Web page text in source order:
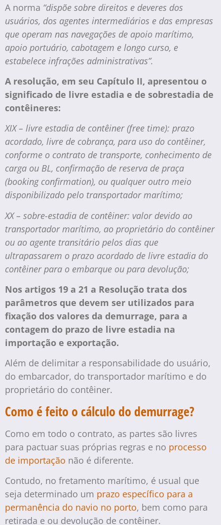
A norma “dispõe sobre direitos e deveres dos
usuários, dos agentes intermediários e das empresas
que operam nas navegações de apoio marítimo,
apoio portuário, cabotagem e longo curso, e
estabelece infrações administrativas”.
A resolução, em seu Capítulo II, apresentou o
significado de livre estadia e de sobrestadia de
contêineres:
XIX – livre estadia de contêiner (free time): prazo
acordado, livre de cobrança, para uso do contêiner,
conforme o contrato de transporte, conhecimento de
carga ou BL, confirmação de reserva de praça
(booking confirmation), ou qualquer outro meio
disponibilizado pelo transportador marítimo;
XX – sobre-estadia de contêiner: valor devido ao
transportador marítimo, ao proprietário do contêiner
ou ao agente transitário pelos dias que
ultrapassarem o prazo acordado de livre estadia do
contêiner para o embarque ou para devolução;
Nos artigos 19 a 21 a Resolução trata dos
parâmetros que devem ser utilizados para
fixação dos valores da demurrage, para a
contagem do prazo de livre estadia na
importação e exportação.
Além de delimitar a responsabilidade do usuário,
do embarcador, do transportador marítimo e do
proprietário do contêiner.
Como é feito o cálculo do demurrage?
Como em todo o contrato, as partes são livres
para pactuar suas próprias regras e no processo
de importação não é diferente.
Contudo, no fretamento marítimo, é usual que
seja determinado um prazo específico para a
permanência do navio no porto, bem como para
retirada e ou devolução de contêiner.